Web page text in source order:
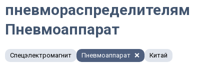
пневмораспределителям
Пневмоаппарат
Спецэлектромагнит Пневмоаппарат Китай